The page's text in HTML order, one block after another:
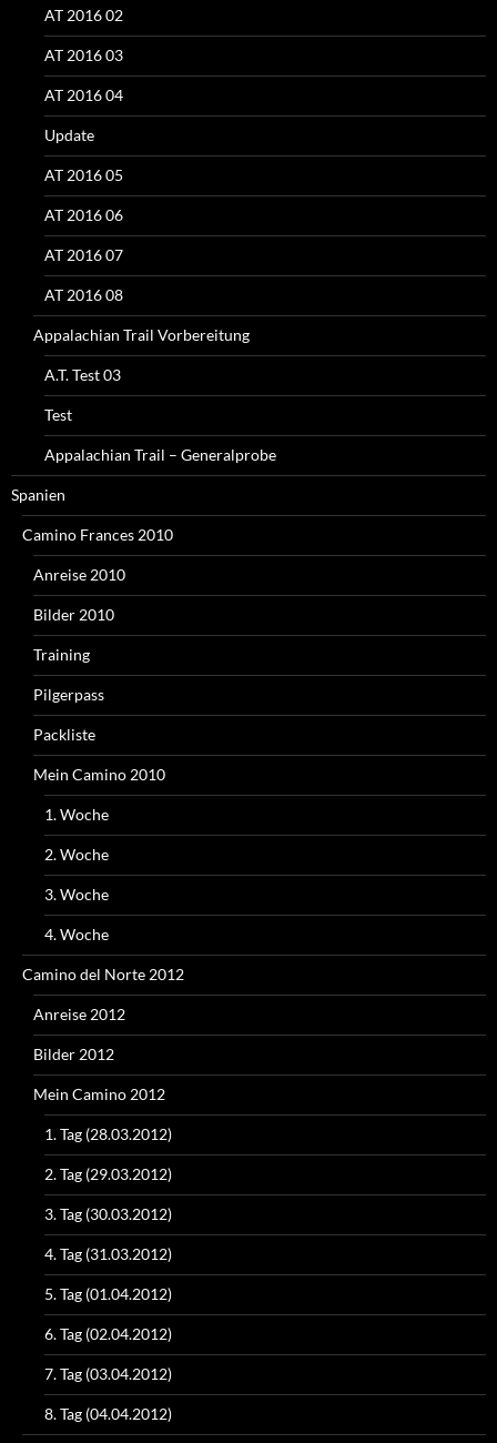
AT 2016 02
AT 2016 03
AT 2016 04
Update
AT 2016 05
AT 2016 06
AT 2016 07
AT 2016 08
Appalachian Trail Vorbereitung
A.T. Test 03
Test
Appalachian Trail – Generalprobe
Spanien
Camino Frances 2010
Anreise 2010
Bilder 2010
Training
Pilgerpass
Packliste
Mein Camino 2010
1. Woche
2. Woche
3. Woche
4. Woche
Camino del Norte 2012
Anreise 2012
Bilder 2012
Mein Camino 2012
1. Tag (28.03.2012)
2. Tag (29.03.2012)
3. Tag (30.03.2012)
4. Tag (31.03.2012)
5. Tag (01.04.2012)
6. Tag (02.04.2012)
7. Tag (03.04.2012)
8. Tag (04.04.2012)